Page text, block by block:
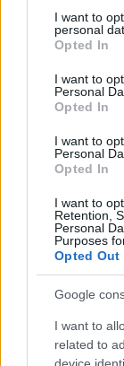
not limited to
grant or deny
use your data
consent section.
I want to
personal
Opted In
I want to
Personal
Opted In
I want to
Personal
Opted In
I want to
Retention,
Personal
Purposes
Opted Out
Google
I want to
related to
Na jó,
orra szintén
üvegezésből
-es